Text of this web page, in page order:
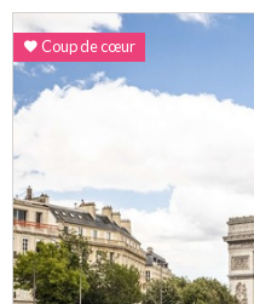
Coup de cœur